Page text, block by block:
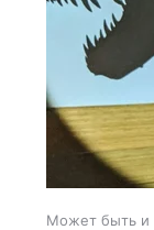
Может быть и